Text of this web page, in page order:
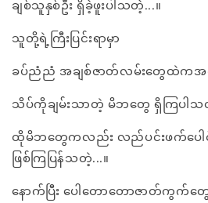
ချစ်သူနှစ်ဦး ရှိခဲ့ဖူးပါသတဲ့...။
သူတို့ရဲ့ကြီးပြင်းရာမှာ
ခပ်ညံညံ အချစ်ဇာတ်လမ်းတွေထဲကအ
သိပ်ကိုချမ်းသာတဲ့ မိဘတွေ ရှိကြပါသ
ထိုမိဘတွေကလည်း လည်ပင်းဖက်ပေါ
ဖြစ်ကြပြန်သတဲ့...။
နောက်ပြီး ပေါတောတောဇာတ်ကွက်